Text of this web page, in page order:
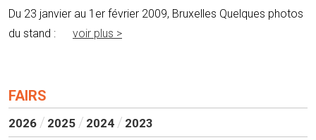
Du 23 janvier au 1er février 2009, Bruxelles Quelques photos
du stand : voir plus >
FAIRS
2026 2025 2024 2023